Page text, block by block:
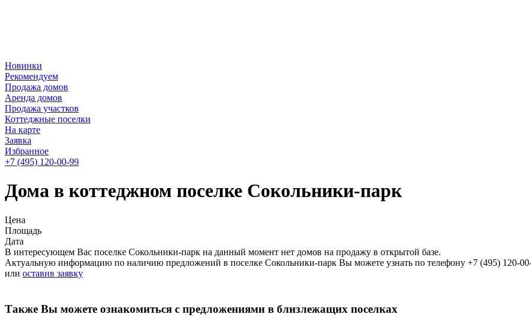
Новинки
Рекомендуем
Продажа домов
Аренда домов
Продажа участков
Коттеджные поселки
На карте
Заявка
Избранное
+7 (495) 120-00-99
Дома в коттеджном поселке Сокольники-парк
Цена
Площадь
Дата
В интересующем Вас поселке Сокольники-парк на данный момент нет домов на продажу в открытой базе.
Актуальную информацию по наличию предложений в поселке Сокольники-парк Вы можете узнать по телефону +7 (495) 120-
или оставив заявку
Также Вы можете ознакомиться с предложениями в близлежащих поселках